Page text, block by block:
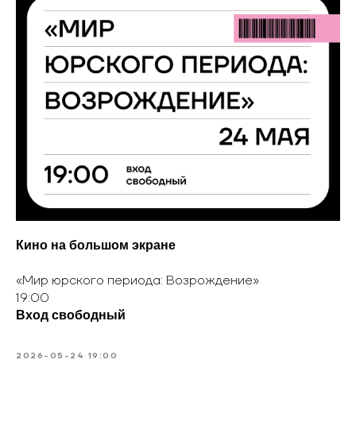
Кино на большом экране
«Мир юрского периода: Возрождение»
19:00
Вход свободный
2026-05-24 19:00